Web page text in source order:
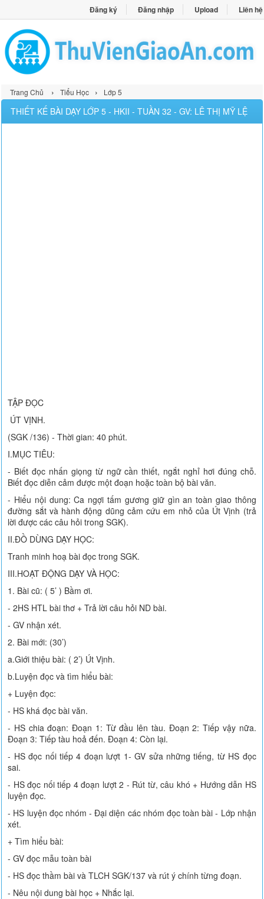
Đăng ký Đăng nhập Upload Liên hệ
Trang Chủ › Tiểu Học › Lớp 5
THIẾT KẾ BÀI DẠY LỚP 5 - HKII - TUẦN 32 - GV: LÊ THỊ MỸ LỆ
TẬP ĐỌC
ÚT VỊNH.
(SGK /136) - Thời gian: 40 phút.
I.MỤC TIÊU:
- Biết đọc nhấn giọng từ ngữ cần thiết, ngắt nghỉ hơi đúng chỗ.
Biết đọc diễn cảm được một đoạn hoặc toàn bộ bài văn.
- Hiểu nội dung: Ca ngợi tấm gương giữ gìn an toàn giao thông
đường sắt và hành động dũng cảm cứu em nhỏ của Út Vịnh (trả
lời được các câu hỏi trong SGK).
II.ĐỒ DÙNG DẠY HỌC:
Tranh minh hoạ bài đọc trong SGK.
III.HOẠT ĐỘNG DẠY VÀ HỌC:
1. Bài cũ: ( 5’ ) Bầm ơi.
- 2HS HTL bài thơ + Trả lời câu hỏi ND bài.
- GV nhận xét.
2. Bài mới: (30’)
a.Giới thiệu bài: ( 2’) Út Vịnh.
b.Luyện đọc và tìm hiểu bài:
+ Luyện đọc:
- HS khá đọc bài văn.
- HS chia đoạn: Đoạn 1: Từ đầu lên tàu. Đoạn 2: Tiếp vậy nữa.
Đoạn 3: Tiếp tàu hoả đến. Đoạn 4: Còn lại.
- HS đọc nối tiếp 4 đoạn lượt 1- GV sửa những tiếng, từ HS đọc
sai.
- HS đọc nối tiếp 4 đoạn lượt 2 - Rút từ, câu khó + Hướng dẫn HS
luyện đọc.
- HS luyện đọc nhóm - Đại diện các nhóm đọc toàn bài - Lớp nhận
xét.
+ Tìm hiểu bài:
- GV đọc mẫu toàn bài
- HS đọc thầm bài và TLCH SGK/137 và rút ý chính từng đoạn.
- Nêu nội dung bài học + Nhắc lại.